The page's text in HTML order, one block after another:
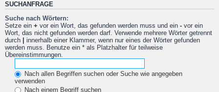
SUCHANFRAGE
Suche nach Wörtern:
Setze ein + vor ein Wort, das gefunden werden muss und ein - vor ein
Wort, das nicht gefunden werden darf. Verwende mehrere Wörter getrennt
durch | innerhalb einer Klammer, wenn nur eines der Wörter gefunden
werden muss. Benutze ein * als Platzhalter für teilweise
Übereinstimmungen.
Nach allen Begriffen suchen oder Suche wie angegeben
verwenden
Nach einem Begriff suchen